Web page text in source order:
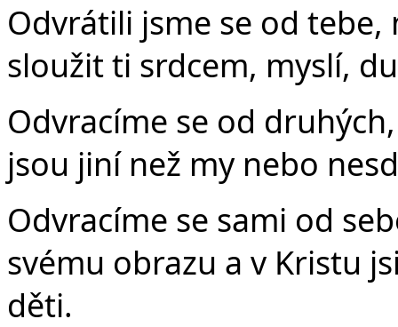
Odvrátili jsme se od
sloužit ti srdcem, myslí,
Odvracíme se od
jsou jiní než my nebo
Odvracíme se sami od
svému obrazu a v Kristu
děti.